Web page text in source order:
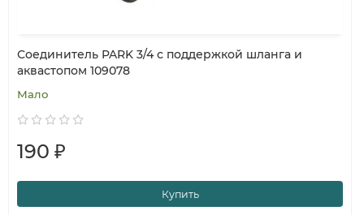
Соединитель PARK 3/4 с поддержкой шланга и
аквастопом 109078
Мало
190 ₽
Купить